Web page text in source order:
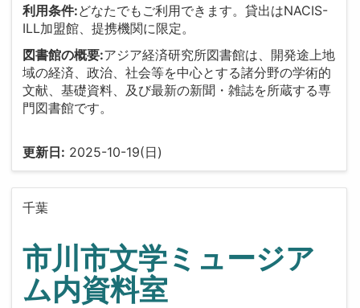
利用条件:どなたでもご利用できます。貸出はNACIS-
ILL加盟館、提携機関に限定。
図書館の概要:アジア経済研究所図書館は、開発途上地
域の経済、政治、社会等を中心とする諸分野の学術的
文献、基礎資料、及び最新の新聞・雑誌を所蔵する専
門図書館です。
更新日: 2025-10-19(日)
千葉
市川市文学ミュージア
ム内資料室